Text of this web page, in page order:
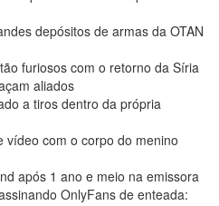
depósitos de armas da OTAN
furiosos com o retorno da Síria
aliados
a tiros dentro da própria
vídeo com o corpo do menino
após 1 ano e meio na emissora
OnlyFans de enteada: